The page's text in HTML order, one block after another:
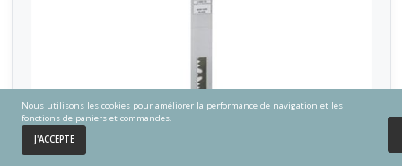
Accueil
Nous utilisons les cookies pour améliorer la performance de navigation et les
fonctions de paniers et commandes.
J'ACCEPTE